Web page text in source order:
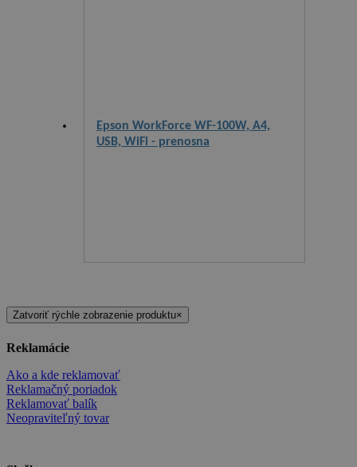
Epson WorkForce WF-100W, A4,
USB, WiFi - prenosna
Zatvoriť rýchle zobrazenie produktu×
Reklamácie
Ako a kde reklamovať
Reklamačný poriadok
Reklamovať balík
Neopraviteľný tovar